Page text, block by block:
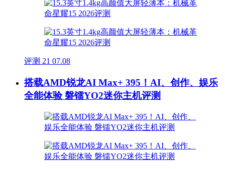
评测 21 07.08
搭载AMD锐龙AI Max+ 395！AI、创作、娱乐
全能体验 磐镭YO2迷你主机评测